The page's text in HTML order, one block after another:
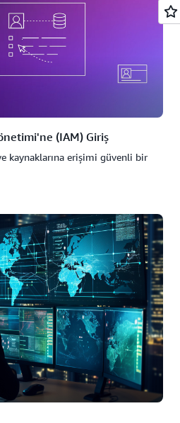
(IAM) Giriş
kaynaklarına erişimi güvenli bir